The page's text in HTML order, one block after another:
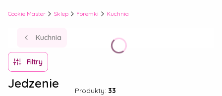
Cookie Master Sklep Foremki Kuchnia
Kuchnia
Filtry
Jedzenie Produkty: 33